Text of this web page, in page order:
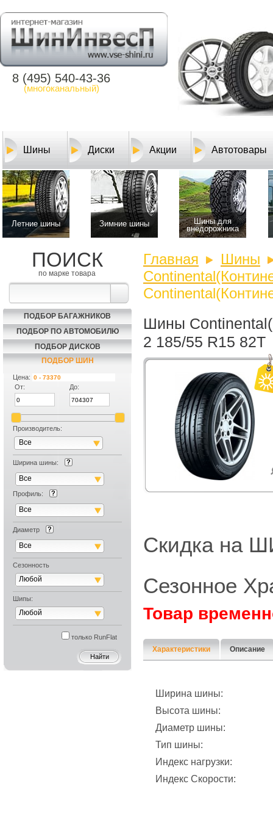
8 (495) 540-43-36
(многоканальный)
Шины Диски Акции Автотовары
Летние шины Зимние шины
Шины для
внедорожника
ПОИСК
по марке товара
ПОДБОР БАГАЖНИКОВ
ПОДБОР ПО АВТОМОБИЛЮ
ПОДБОР ДИСКОВ
ПОДБОР ШИН
Цена:
От:
До:
Производитель:
Все
Ширина шины:
Все
Профиль:
Все
Диаметр
Все
Сезонность
Любой
Шипы:
Любой
только RunFlat
Главная
Шины
Шины
2 185/55 R15 82T
Скидка на
Сезонное
Товар
Характеристики Описание
Ширина шины:
Высота шины:
Диаметр шины:
Тип шины:
Индекс нагрузки:
Индекс Скорости: